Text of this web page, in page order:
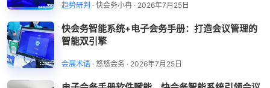
趋势研判 · 快会务小冉 · 2026年7月25日
快会务智能系统+电子会务手册：打造会议管理的
智能双引擎
会展术语 · 悠悠会务 · 2026年7月25日